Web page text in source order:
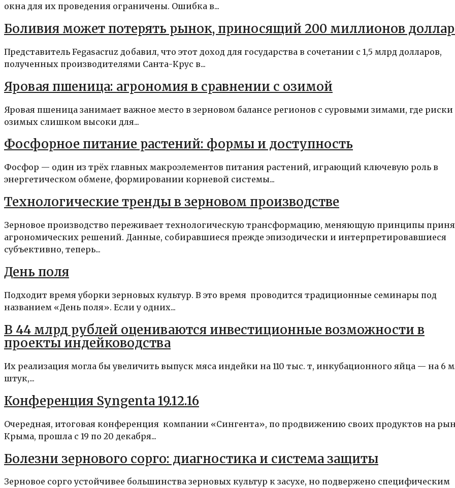
окна для их проведения ограничены. Ошибка в...
Боливия может потерять рынок, приносящий 200 миллионов
Представитель Fegasacruz добавил, что этот доход для государства в сочетании с 1,5 млрд долларов,
полученных производителями Санта-Крус в...
Яровая пшеница: агрономия в сравнении с озимой
Яровая пшеница занимает важное место в зерновом балансе регионов с суровыми зимами, где риски
озимых слишком высоки для...
Фосфорное питание растений: формы и доступность
Фосфор — один из трёх главных макроэлементов питания растений, играющий ключевую роль в
энергетическом обмене, формировании корневой системы...
Технологические тренды в зерновом производстве
Зерновое производство переживает технологическую трансформацию, меняющую принципы
агрономических решений. Данные, собиравшиеся прежде эпизодически и интерпретировавшиеся
субъективно, теперь...
День поля
Подходит время уборки зерновых культур. В это время проводится традиционные семинары под
названием «День поля». Если у одних...
В 44 млрд рублей оцениваются инвестиционные возможности в
проекты индейководства
Их реализация могла бы увеличить выпуск мяса индейки на 110 тыс. т, инкубационного яйца — на 6
штук,...
Конференция Syngenta 19.12.16
Очередная, итоговая конференция компании «Сингента», по продвижению своих продуктов на
Крыма, прошла с 19 по 20 декабря...
Болезни зернового сорго: диагностика и система защиты
Зерновое сорго устойчивее большинства зерновых культур к засухе, но подвержено специфическим